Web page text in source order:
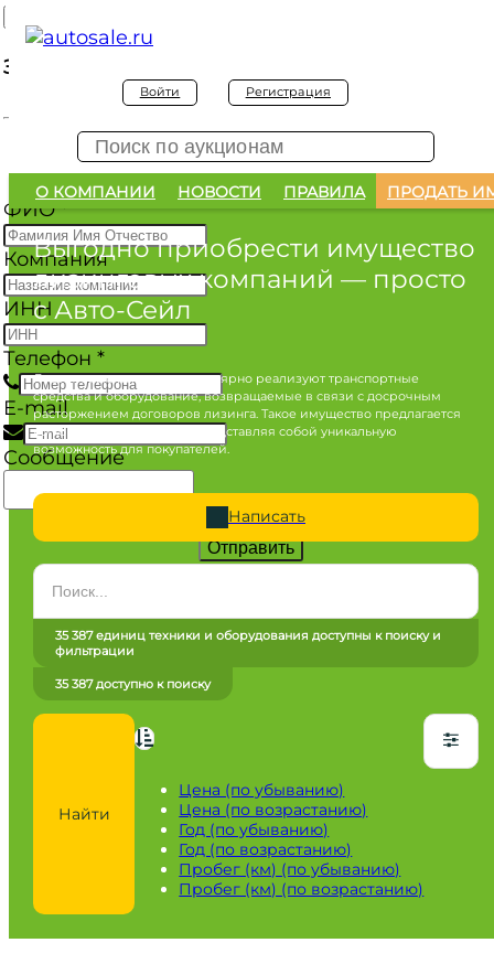
Войти Регистрация
О КОМПАНИИ НОВОСТИ ПРАВИЛА ПРОДАТЬ
Выгодно приобрести имущество
лизинговых компаний — просто
с Авто-Сейл
Лизинговые компании регулярно реализуют транспортные
средства и оборудование, возвращаемые в связи с досрочным
расторжением договоров лизинга. Такое имущество предлагается
по конкурентным ценам, представляя собой уникальную
возможность для покупателей.
Написать
Марка
Все марки
Город / регион
от до
Найти
Цена (по убыванию)
Цена (по возрастанию)
Год (по убыванию)
Год (по возрастанию)
Пробег (км) (по убыванию)
Пробег (км) (по возрастанию)
35 387 единиц техники и оборудования доступны к поиску и
фильтрации
35 387 доступно к поиску
Заявка на покупку
Заявка на покупку изъятого а/м
ФИО*
Компания
ИНН
Телефон *
E-mail
Сообщение
Отправить